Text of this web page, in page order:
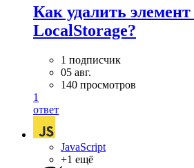
Как удалить элемент
LocalStorage?
1 подписчик
05 авг.
140 просмотров
1
ответ
JavaScript
+1 ещё